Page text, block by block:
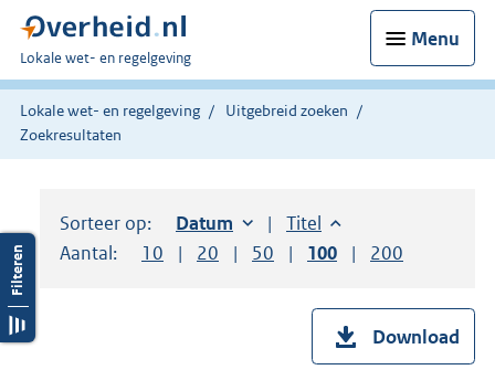
Menu
U
bent
hier:
Lokale wet- en regelgeving
Lokale wet- en regelgeving
Uitgebreid zoeken
Zoekresultaten
Sorteer op: Sorteer op:
Datum oplopendSorteer op:
Titel oplopend
Aantal:
Toon
10 resultaten per pagina
Toon
20 resultaten per pagina
Toon
50 resultaten per pagina
Toon
100 resultaten per
Toon
200
Download